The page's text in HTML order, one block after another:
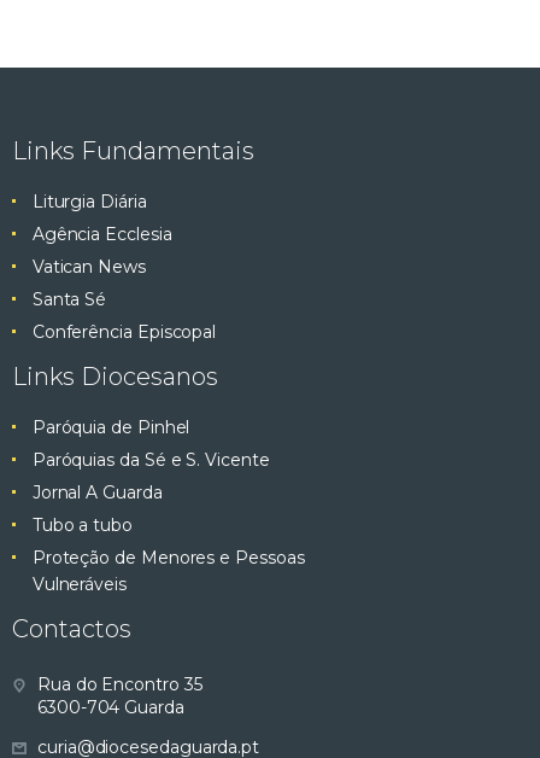
Links Fundamentais
Liturgia Diária
Agência Ecclesia
Vatican News
Santa Sé
Conferência Episcopal
Links Diocesanos
Paróquia de Pinhel
Paróquias da Sé e S. Vicente
Jornal A Guarda
Tubo a tubo
Proteção de Menores e Pessoas
Vulneráveis
Contactos
Rua do Encontro 35
6300-704 Guarda
curia@diocesedaguarda.pt